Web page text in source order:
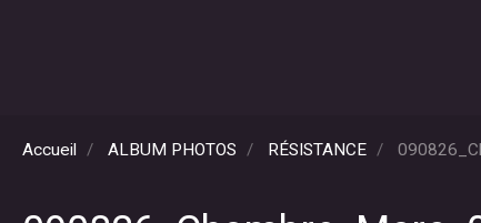
Accueil ALBUM PHOTOS RÉSISTANCE